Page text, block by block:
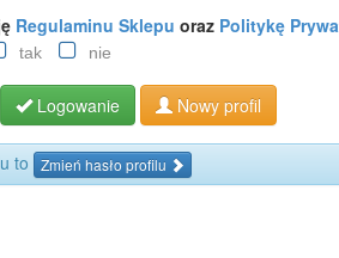
Regulaminu Sklepu oraz Politykę
tak nie
Logowanie Nowy profil
to Zmień hasło profilu